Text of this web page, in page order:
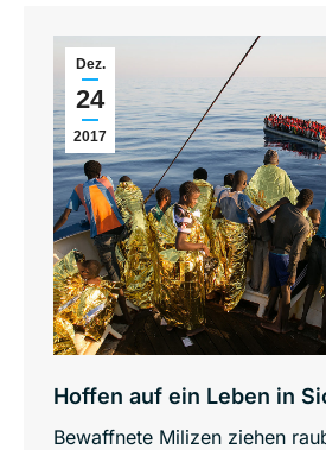
Dez.
24
2017
Hoffen auf ein Leben in
Bewaffnete Milizen ziehen